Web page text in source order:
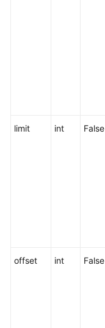
limit int False
offset int False